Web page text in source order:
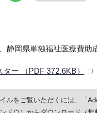
静岡県単独福祉医療費助
ター （PDF 372.6KB）
ルをご覧いただくには、「